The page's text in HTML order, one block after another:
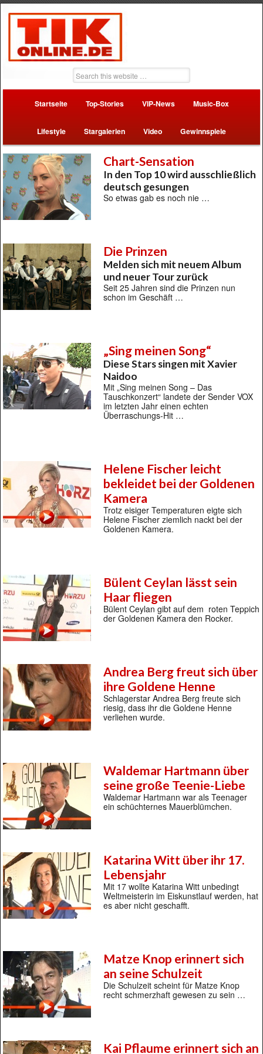
Startseite Top-Stories VIP-News Music-Box
Lifestyle Stargalerien Video Gewinnspiele
Chart-Sensation
In den Top 10 wird ausschließlich
deutsch gesungen
So etwas gab es noch nie …
Die Prinzen
Melden sich mit neuem Album
und neuer Tour zurück
Seit 25 Jahren sind die Prinzen nun
schon im Geschäft …
„Sing meinen Song“
Diese Stars singen mit Xavier
Naidoo
Mit „Sing meinen Song – Das
Tauschkonzert“ landete der Sender VOX
im letzten Jahr einen echten
Überraschungs-Hit …
Helene Fischer leicht
bekleidet bei der Goldenen
Kamera
Trotz eisiger Temperaturen eigte sich
Helene Fischer ziemlich nackt bei der
Goldenen Kamera.
Bülent Ceylan lässt sein
Haar fliegen
Bülent Ceylan gibt auf dem roten Teppich
der Goldenen Kamera den Rocker.
Andrea Berg freut sich über
ihre Goldene Henne
Schlagerstar Andrea Berg freute sich
riesig, dass ihr die Goldene Henne
verliehen wurde.
Waldemar Hartmann über
seine große Teenie-Liebe
Waldemar Hartmann war als Teenager
ein schüchternes Mauerblümchen.
Katarina Witt über ihr 17.
Lebensjahr
Mit 17 wollte Katarina Witt unbedingt
Weltmeisterin im Eiskunstlauf werden, hat
es aber nicht geschafft.
Matze Knop erinnert sich
an seine Schulzeit
Die Schulzeit scheint für Matze Knop
recht schmerzhaft gewesen zu sein …
Kai Pflaume erinnert sich an